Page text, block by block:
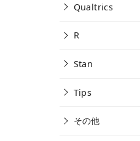
Qualtrics
R
Stan
Tips
その他